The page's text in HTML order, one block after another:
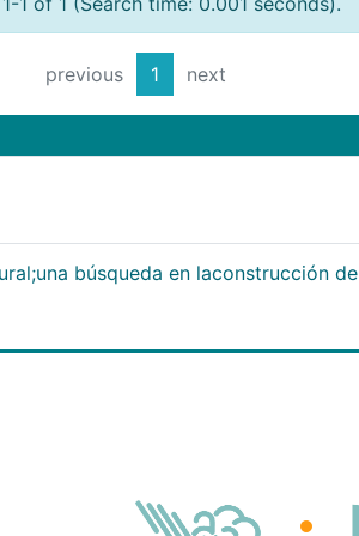
previous 1 next
búsqueda en laconstrucción de